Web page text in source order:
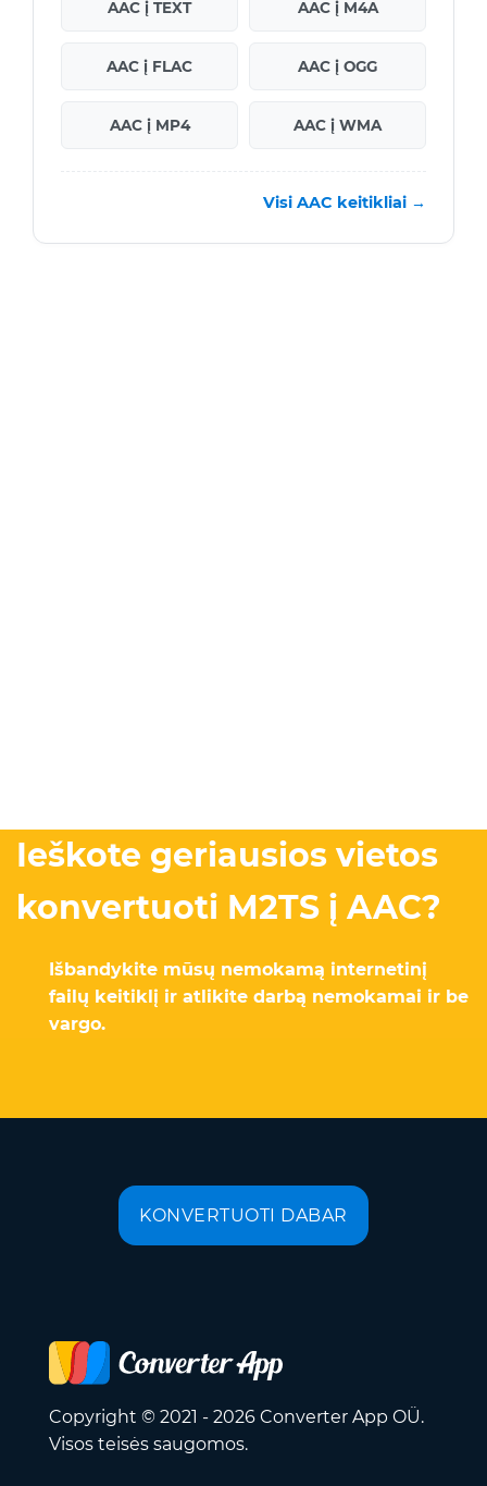
AAC į TEXT AAC į M4A
AAC į FLAC AAC į OGG
AAC į MP4 AAC į WMA
Visi AAC keitikliai →
Ieškote geriausios vietos
konvertuoti M2TS į AAC?
Išbandykite mūsų nemokamą internetinį
failų keitiklį ir atlikite darbą nemokamai ir be
vargo.
KONVERTUOTI DABAR
Copyright © 2021 - 2026 Converter App OÜ.
Visos teisės saugomos.